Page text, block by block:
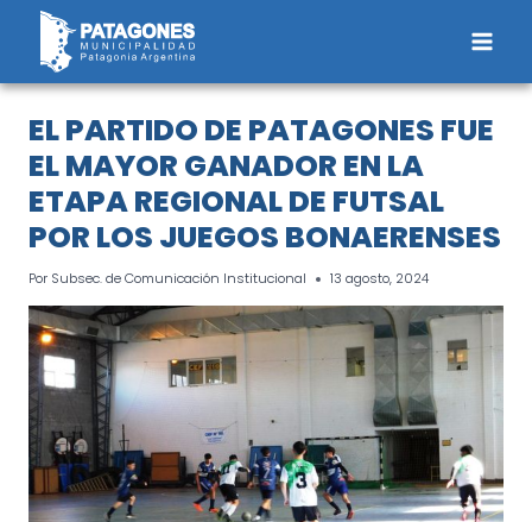
Saltar
contenido
EL PARTIDO DE PATAGONES FUE
EL MAYOR GANADOR EN LA
ETAPA REGIONAL DE FUTSAL
POR LOS JUEGOS BONAERENSES
Por Subsec. de Comunicación Institucional 13 agosto, 2024